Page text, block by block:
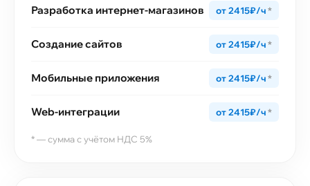
Разработка интернет-магазинов от 2415₽/ч*
Создание сайтов от 2415₽/ч*
Мобильные приложения от 2415₽/ч*
Web-интеграции от 2415₽/ч*
* — сумма с учётом НДС 5%